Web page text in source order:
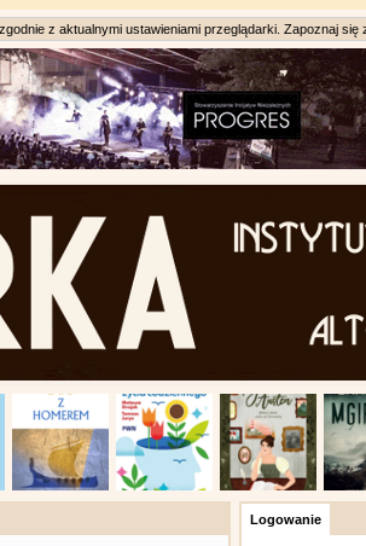
z aktualnymi ustawieniami przeglądarki. Zapoznaj się
Logowanie